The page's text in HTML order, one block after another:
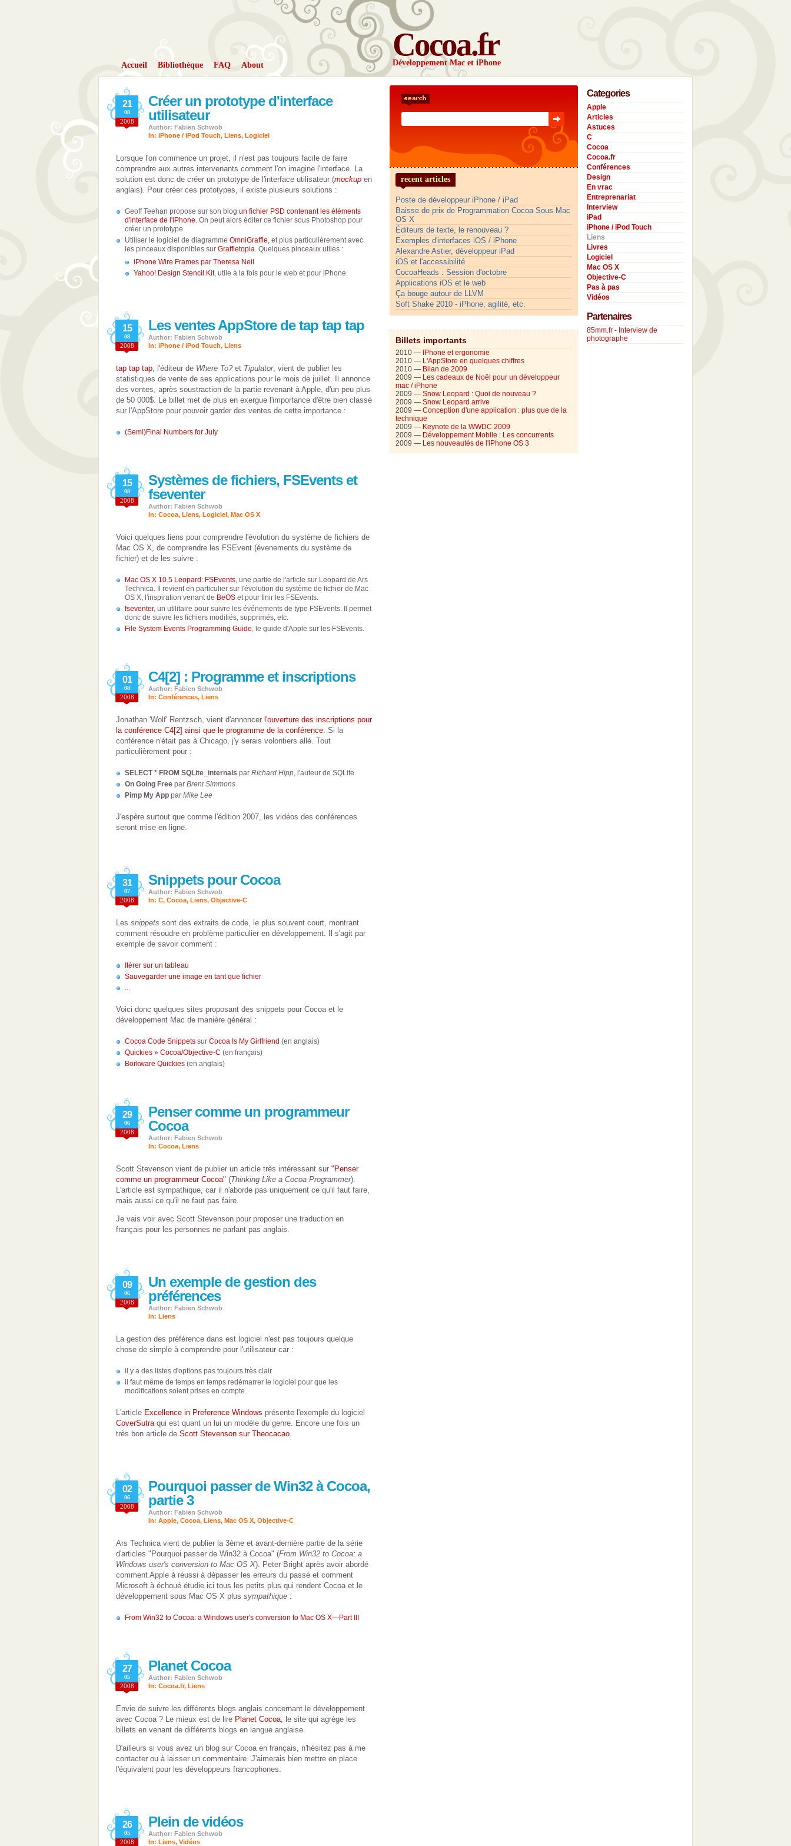
Cocoa.fr
Développement Mac et iPhone
Accueil Bibliothèque FAQ About
Créer un prototype d'interface
utilisateur
21
08
2008
Author: Fabien Schwob
In: iPhone / iPod Touch, Liens, Logiciel
Lorsque l'on commence un projet, il n'est pas toujours facile de faire
comprendre aux autres intervenants comment l'on imagine l'interface. La
solution est donc de créer un prototype de l'interface utilisateur (mockup en
anglais). Pour créer ces prototypes, il existe plusieurs solutions :
Geoff Teehan propose sur son blog un fichier PSD contenant les éléments
d'interface de l'iPhone. On peut alors éditer ce fichier sous Photoshop pour
créer un prototype.
Utiliser le logiciel de diagramme OmniGraffle, et plus particulièrement avec
les pinceaux disponibles sur Graffletopia. Quelques pinceaux utiles :
iPhone Wire Frames par Theresa Neil
Yahoo! Design Stencil Kit, utile à la fois pour le web et pour iPhone.
Les ventes AppStore de tap tap tap
15
08
2008
Author: Fabien Schwob
In: iPhone / iPod Touch, Liens
tap tap tap, l'éditeur de Where To? et Tipulator, vient de publier les
statistiques de vente de ses applications pour le mois de juillet. Il annonce
des ventes, après soustraction de la partie revenant à Apple, d'un peu plus
de 50 000$. Le billet met de plus en exergue l'importance d'être bien classé
sur l'AppStore pour pouvoir garder des ventes de cette importance :
(Semi)Final Numbers for July
Systèmes de fichiers, FSEvents et
fseventer
15
08
2008
Author: Fabien Schwob
In: Cocoa, Liens, Logiciel, Mac OS X
Voici quelques liens pour comprendre l'évolution du système de fichiers de
Mac OS X, de comprendre les FSEvent (évenements du système de
fichier) et de les suivre :
Mac OS X 10.5 Leopard: FSEvents, une partie de l'article sur Leopard de Ars
Technica. Il revient en particulier sur l'évolution du système de fichier de Mac
OS X, l'inspiration venant de BeOS et pour finir les FSEvents.
fseventer, un utilitaire pour suivre les événements de type FSEvents. Il permet
donc de suivre les fichiers modifiés, supprimés, etc.
File System Events Programming Guide, le guide d'Apple sur les FSEvents.
C4[2] : Programme et inscriptions
01
08
2008
Author: Fabien Schwob
In: Conférences, Liens
Jonathan 'Wolf' Rentzsch, vient d'annoncer l'ouverture des inscriptions pour
la conférence C4[2] ainsi que le programme de la conférence. Si la
conférence n'était pas à Chicago, j'y serais volontiers allé. Tout
particulièrement pour :
SELECT * FROM SQLite_internals par Richard Hipp, l'auteur de SQLite
On Going Free par Brent Simmons
Pimp My App par Mike Lee
J'espère surtout que comme l'édition 2007, les vidéos des conférences
seront mise en ligne.
Snippets pour Cocoa
31
07
2008
Author: Fabien Schwob
In: C, Cocoa, Liens, Objective-C
Les snippets sont des extraits de code, le plus souvent court, montrant
comment résoudre en problème particulier en développement. Il s'agit par
exemple de savoir comment :
Itérer sur un tableau
Sauvegarder une image en tant que fichier
...
Voici donc quelques sites proposant des snippets pour Cocoa et le
développement Mac de manière général :
Cocoa Code Snippets sur Cocoa Is My Girlfriend (en anglais)
Quickies » Cocoa/Objective-C (en français)
Borkware Quickies (en anglais)
Penser comme un programmeur
Cocoa
29
06
2008
Author: Fabien Schwob
In: Cocoa, Liens
Scott Stevenson vient de publier un article très intéressant sur "Penser
comme un programmeur Cocoa" (Thinking Like a Cocoa Programmer).
L'article est sympathique, car il n'aborde pas uniquement ce qu'il faut faire,
mais aussi ce qu'il ne faut pas faire.
Je vais voir avec Scott Stevenson pour proposer une traduction en
français pour les personnes ne parlant pas anglais.
Un exemple de gestion des
préférences
09
06
2008
Author: Fabien Schwob
In: Liens
La gestion des préférence dans est logiciel n'est pas toujours quelque
chose de simple à comprendre pour l'utilisateur car :
il y a des listes d'options pas toujours très clair
il faut même de temps en temps redémarrer le logiciel pour que les
modifications soient prises en compte.
L'article Excellence in Preference Windows présente l'exemple du logiciel
CoverSutraqui est quant un lui un modèle du genre. Encore une fois un
très bon article de Scott Stevenson sur Theocacao.
Pourquoi passer de Win32 à Cocoa,
partie 3
02
06
2008
Author: Fabien Schwob
In: Apple, Cocoa, Liens, Mac OS X, Objective-C
Ars Technica vient de publier la 3ème et avant-dernière partie de la série
d'articles "Pourquoi passer de Win32 à Cocoa" (From Win32 to Cocoa: a
Windows user's conversion to Mac OS X). Peter Bright après avoir abordé
comment Apple à réussi à dépasser les erreurs du passé et comment
Microsoft à échoué étudie ici tous les petits plus qui rendent Cocoa et le
développement sous Mac OS X plus sympathique :
From Win32 to Cocoa: a Windows user's conversion to Mac OS X—Part III
Planet Cocoa
27
05
2008
Author: Fabien Schwob
In: Cocoa.fr, Liens
Envie de suivre les différents blogs anglais concernant le développement
avec Cocoa ? Le mieux est de lire Planet Cocoa, le site qui agrège les
billets en venant de différents blogs en langue anglaise.
D'ailleurs si vous avez un blog sur Cocoa en français, n'hésitez pas à me
contacter ou à laisser un commentaire. J'aimerais bien mettre en place
l'équivalent pour les développeurs francophones.
Plein de vidéos
26
05
2008
Author: Fabien Schwob
In: Liens, Vidéos
recent articles
Poste de développeur iPhone / iPad
Baisse de prix de Programmation Cocoa Sous Mac
OS X
Éditeurs de texte, le renouveau ?
Exemples d'interfaces iOS / iPhone
Alexandre Astier, développeur iPad
iOS et l'accessibilité
CocoaHeads : Session d'octobre
Applications iOS et le web
Ça bouge autour de LLVM
Soft Shake 2010 - iPhone, agilité, etc.
Billets importants
2010 — IPhone et ergonomie
2010 — L'AppStore en quelques chiffres
2010 — Bilan de 2009
2009 — Les cadeaux de Noël pour un développeur
mac / iPhone
2009 — Snow Leopard : Quoi de nouveau ?
2009 — Snow Leopard arrive
2009 — Conception d'une application : plus que de la
technique
2009 — Keynote de la WWDC 2009
2009 — Développement Mobile : Les concurrents
2009 — Les nouveautés de l'iPhone OS 3
Categories
Apple
Articles
Astuces
C
Cocoa
Cocoa.fr
Conférences
Design
En vrac
Entreprenariat
Interview
iPad
iPhone / iPod Touch
Liens
Livres
Logiciel
Mac OS X
Objective-C
Pas à pas
Vidéos
Partenaires
85mm.fr - Interview de
photographe